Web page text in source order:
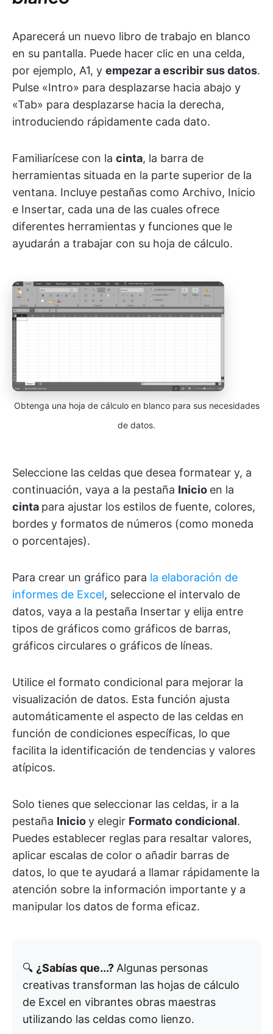
Aparecerá un nuevo libro de trabajo en blanco
en su pantalla. Puede hacer clic en una celda,
por ejemplo, A1, y empezar a escribir sus datos.
Pulse «Intro» para desplazarse hacia abajo y
«Tab» para desplazarse hacia la derecha,
introduciendo rápidamente cada dato.
Familiarícese con la cinta, la barra de
herramientas situada en la parte superior de la
ventana. Incluye pestañas como Archivo, Inicio
e Insertar, cada una de las cuales ofrece
diferentes herramientas y funciones que le
ayudarán a trabajar con su hoja de cálculo.
Obtenga una hoja de cálculo en blanco para sus necesidades
de datos.
Seleccione las celdas que desea formatear y, a
continuación, vaya a la pestaña Inicio en la
cinta para ajustar los estilos de fuente, colores,
bordes y formatos de números (como moneda
o porcentajes).
Para crear un gráfico para la elaboración de
informes de Excel, seleccione el intervalo de
datos, vaya a la pestaña Insertar y elija entre
tipos de gráficos como gráficos de barras,
gráficos circulares o gráficos de líneas.
Utilice el formato condicional para mejorar la
visualización de datos. Esta función ajusta
automáticamente el aspecto de las celdas en
función de condiciones específicas, lo que
facilita la identificación de tendencias y valores
atípicos.
Solo tienes que seleccionar las celdas, ir a la
pestaña Inicioy elegir Formato condicional.
Puedes establecer reglas para resaltar valores,
aplicar escalas de color o añadir barras de
datos, lo que te ayudará a llamar rápidamente la
atención sobre la información importante y a
manipular los datos de forma eficaz.
🔍 ¿Sabías que...?Algunas personas
creativas transforman las hojas de cálculo
de Excel en vibrantes obras maestras
utilizando las celdas como lienzo.